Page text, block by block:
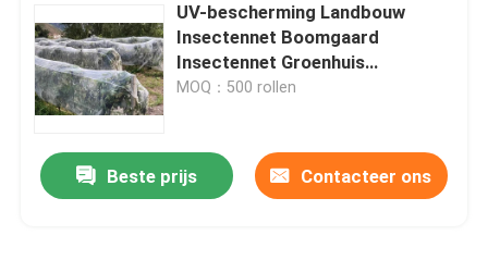
Thuis
Producten
Over ons
UV-bescherming Landbouw
Insectennet Boomgaard
Insectennet Groenhuis
Insectennet
MOQ：500 rollen
Beste prijs Contacteer ons
Groene buisvormige weefgetouwde gaaszakken